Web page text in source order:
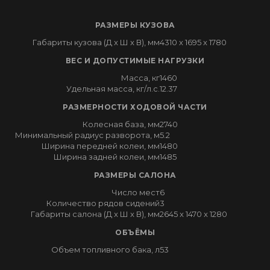
РАЗМЕРЫ КУЗОВА
Габариты кузова (Д x Ш x В), мм4310 x 1695 x 1780
ВЕС И ДОПУСТИМЫЕ НАГРУЗКИ
Масса, кг1460
Удельная масса, кг/л.с. 12.37
РАЗМЕРНОСТИ ХОДОВОЙ ЧАСТИ
Колесная база, мм2740
Минимальный радиус разворота, м5.2
Ширина передней колеи, мм1480
Ширина задней колеи, мм1485
РАЗМЕРЫ САЛОНА
Число мест6
Количество рядов сидений3
Габариты салона (Д x Ш x В), мм2645 x 1470 x 1280
ОБЪЁМЫ
Объем топливного бака, л53